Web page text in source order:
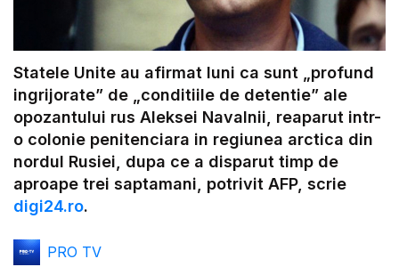
Statele Unite au afirmat luni ca sunt „profund
ingrijorate” de „conditiile de detentie” ale
opozantului rus Aleksei Navalnii, reaparut intr-
o colonie penitenciara in regiunea arctica din
nordul Rusiei, dupa ce a disparut timp de
aproape trei saptamani, potrivit AFP, scrie
digi24.ro.
PRO TV